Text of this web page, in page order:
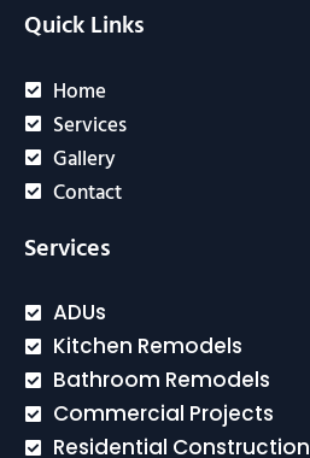
Quick Links
Home
Services
Gallery
Contact
Services
ADUs
Kitchen Remodels
Bathroom Remodels
Commercial Projects
Residential Construction